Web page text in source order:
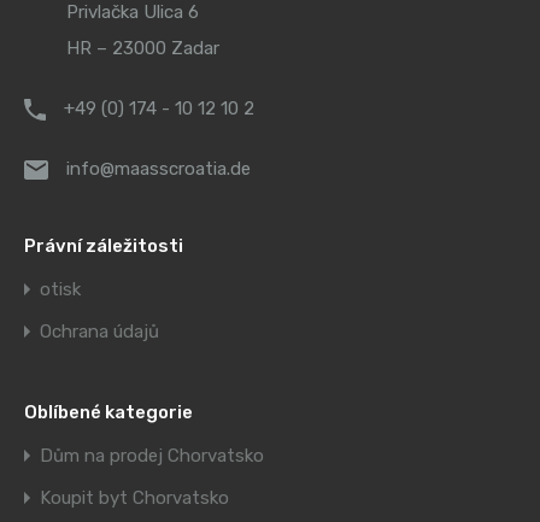
Privlačka Ulica 6
HR – 23000 Zadar
+49 (0) 174 - 10 12 10 2
info@maasscroatia.de
Právní záležitosti
otisk
Ochrana údajů
Oblíbené kategorie
Dům na prodej Chorvatsko
Koupit byt Chorvatsko